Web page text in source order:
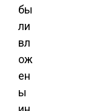
бы
ли
вл
ож
ен
ы